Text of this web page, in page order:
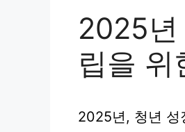
2025년
립을 위
2025년, 청년 성